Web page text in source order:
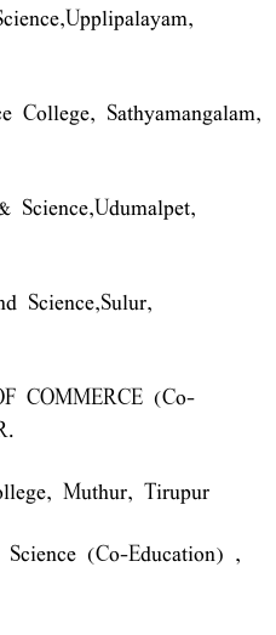
College, Sathyamangalam,
Science,Sulur,
COMMERCE (Co-
Muthur, Tirupur
(Co-Education) ,